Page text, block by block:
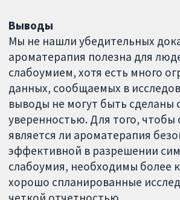
Выводы
Мы не нашли убедительных
ароматерапия полезна для
слабоумием, хотя есть много
данных, сообщаемых в
выводы не могут быть сделаны
уверенностью. Для того, чтобы
является ли ароматерапия
эффективной в разрешении
слабоумия, необходимы более
хорошо спланированные